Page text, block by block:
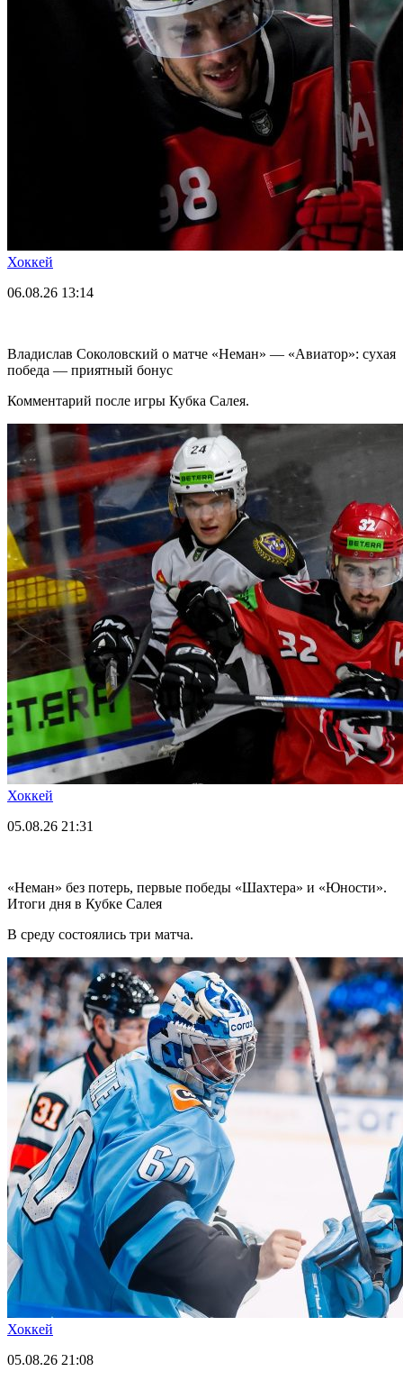
Хоккей
06.08.26 13:14
Владислав Соколовский о матче «Неман» — «Авиатор»: сухая
победа — приятный бонус
Комментарий после игры Кубка Салея.
Хоккей
05.08.26 21:31
«Неман» без потерь, первые победы «Шахтера» и «Юности».
Итоги дня в Кубке Салея
В среду состоялись три матча.
Хоккей
05.08.26 21:08